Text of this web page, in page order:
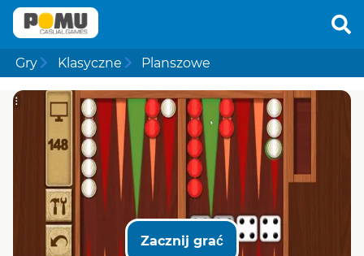
Gry Klasyczne Planszowe
Zacznij grać